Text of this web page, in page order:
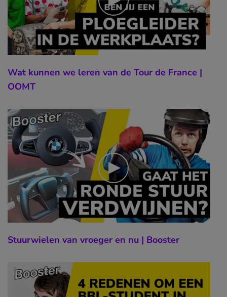
Wat kunnen we leren van de Tour de France |
OOMT
Stuurwielen van vroeger en nu | Booster